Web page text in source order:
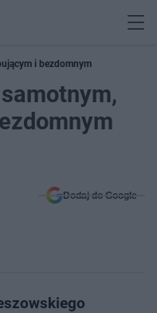
i bezdomnym
Dodaj do Google